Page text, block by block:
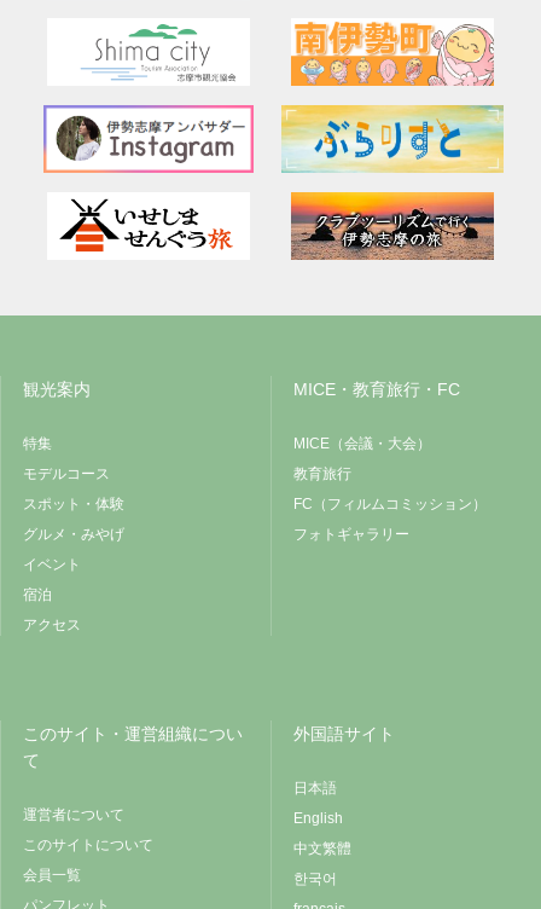
観光案内
特集
モデルコース
スポット・体験
グルメ・みやげ
イベント
宿泊
アクセス
MICE・教育旅行・FC
MICE（会議・大会）
教育旅行
FC（フィルムコミッション）
フォトギャラリー
このサイト・運営組織につい
て
運営者について
このサイトについて
会員一覧
パンフレット
外国語サイト
日本語
English
中文繁體
한국어